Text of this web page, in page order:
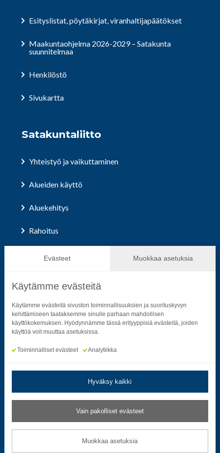
Evästeet Muokkaa asetuksia
Käytämme evästeitä
Käytämme evästeitä sivuston toiminnallisuuksien ja suorituskyvyn
kehittämiseen taataksemme sinulle parhaan mahdollisen
käyttökokemuksen. Hyödynnämme tässä erityyppisiä evästeitä, joiden
käyttöä voit muuttaa asetuksissa.
Toiminnalliset evästeet Analytiikka
Hyväksy kaikki
Vain pakolliset evästeet
Muokkaa asetuksia
Esityslistat, pöytäkirjat, viranhaltijapäätökset
Maakuntaohjelma 2026-2029 – Satakunta
suunnitelmaa
Henkilöstö
Sivukartta
Satakuntaliitto
Yhteistyö ja vaikuttaminen
Alueiden käyttö
Aluekehitys
Rahoitus
Hallinto ja päätöksenteko
Seuraa sosiaalisessa mediassa
Neliön mallinen ikoni, joka kuvastaa f-kirjainta.
Neliön mallinen ikoni, joka kuvastaa f-kirjainta.
Neliön mallinen ikoni, joka kuvastaa
Neliön mallinen ikoni, jonka
Neliön mallinen ikoni,
Neliön mallinen
Tietosuoja- ja rekisteriselosteet|
Saavutettavuusseloste